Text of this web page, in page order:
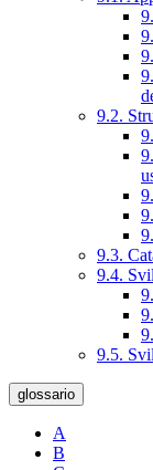
9.2.
9.3.
9.4.
9.5.
glossario
A
B